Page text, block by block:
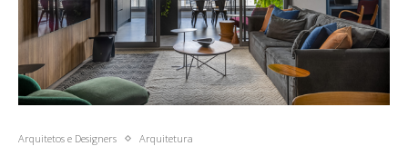
Arquitetos e Designers Arquitetura